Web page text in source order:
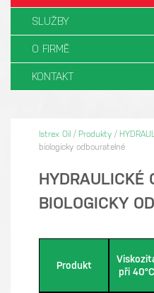
SLUŽBY
O FIRMĚ
KONTAKT
Istrex Oil / Produkty /
biologicky odbouratelné
HYDRAULICKÉ
BIOLOGICKY
Produkt
při 40°C